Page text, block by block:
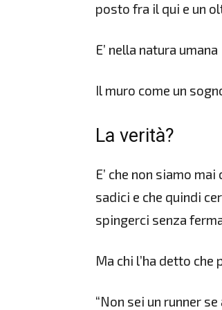
posto fra il qui e un
E’ nella natura umana
Il muro come un
La verità?
E’ che non siamo
sadici e che quindi
spingerci senza
Ma chi l’ha detto
“Non sei un runner